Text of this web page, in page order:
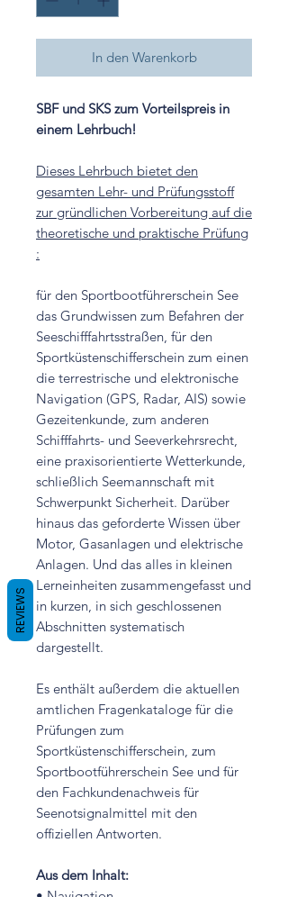
In den Warenkorb
SBF und SKS zum Vorteilspreis in
einem Lehrbuch!
Dieses Lehrbuch bietet den
gesamten Lehr- und Prüfungsstoff
zur gründlichen Vorbereitung auf die
theoretische und praktische Prüfung
:
für den Sportbootführerschein See
das Grundwissen zum Befahren der
Seeschifffahrtsstraßen, für den
Sportküstenschifferschein zum einen
die terrestrische und elektronische
Navigation (GPS, Radar, AIS) sowie
Gezeitenkunde, zum anderen
Schifffahrts- und Seeverkehrsrecht,
eine praxisorientierte Wetterkunde,
schließlich Seemannschaft mit
Schwerpunkt Sicherheit. Darüber
hinaus das geforderte Wissen über
Motor, Gasanlagen und elektrische
Anlagen. Und das alles in kleinen
Lerneinheiten zusammengefasst und
in kurzen, in sich geschlossenen
Abschnitten systematisch
dargestellt.
Es enthält außerdem die aktuellen
amtlichen Fragenkataloge für die
Prüfungen zum
Sportküstenschifferschein, zum
Sportbootführerschein See und für
den Fachkundenachweis für
Seenotsignalmittel mit den
offiziellen Antworten.
Aus dem Inhalt:
REVIEWS